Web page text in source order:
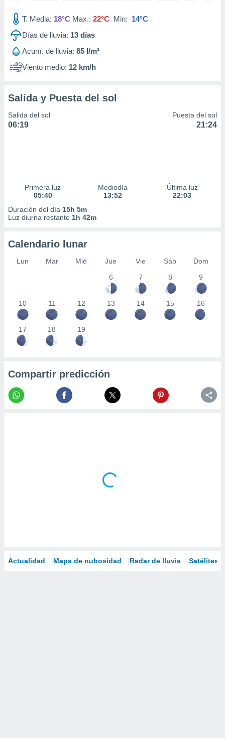
utilizar
crear un
uso de
contenido
medir el
la
el
uso de
con el
e
1199
T. Media: 18°C Max.: 22°C Min: 14°C
Días de lluvia: 13 días
Acum. de lluvia: 85 l/m²
Viento medio: 12 km/h
Salida y Puesta del sol
Salida del sol
06:19
Puesta del sol
21:24
Primera luz
05:40
Mediodía
13:52
Última luz
22:03
Duración del día 15h 5m
Luz diurna restante 1h 42m
Calendario lunar
Lun Mar Mié Jue Vie Sáb
Dom
6
7 8 9
10 11 12 13 14 15 16
17 18 19
Compartir predicción
Actualidad Mapa de nubosidad Radar de lluvia Satélites